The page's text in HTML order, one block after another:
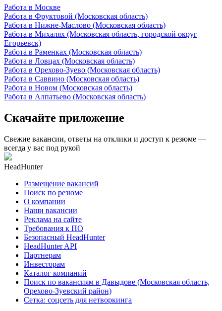
Работа в Москве
Работа в Фруктовой (Московская область)
Работа в Нижне-Маслово (Московская область)
Работа в Михалях (Московская область, городской округ
Егорьевск)
Работа в Раменках (Московская область)
Работа в Ловцах (Московская область)
Работа в Орехово-Зуево (Московская область)
Работа в Саввино (Московская область)
Работа в Новом (Московская область)
Работа в Алпатьево (Московская область)
Скачайте приложение
Свежие вакансии, ответы на отклики и доступ к резюме —
всегда у вас под рукой
HeadHunter
Размещение вакансий
Поиск по резюме
О компании
Наши вакансии
Реклама на сайте
Требования к ПО
Безопасный HeadHunter
HeadHunter API
Партнерам
Инвесторам
Каталог компаний
Поиск по вакансиям в Давыдове (Московская область,
Орехово-Зуевский район)
Сетка: соцсеть для нетворкинга